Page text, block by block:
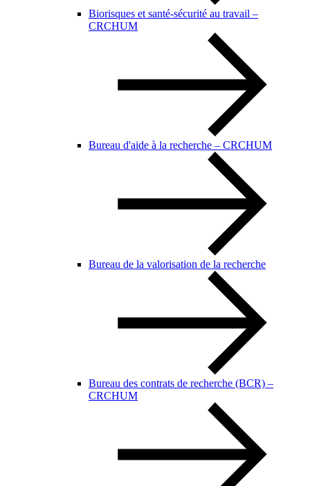
Biorisques et santé-sécurité au travail –
CRCHUM
Bureau d'aide à la recherche – CRCHUM
Bureau de la valorisation de la recherche
Bureau des contrats de recherche (BCR) –
CRCHUM